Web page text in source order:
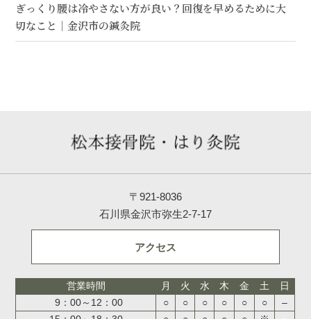
ぎっくり腰は冷やさない方が良い？回復を早めるために大
切なこと｜金沢市の鍼灸院
〒921-8036
石川県金沢市弥生2-7-17
アクセス
営業時間 月 火 水 木 金 土
日
9：00～12：00
○ ○ ○ ○ ○ ○
–